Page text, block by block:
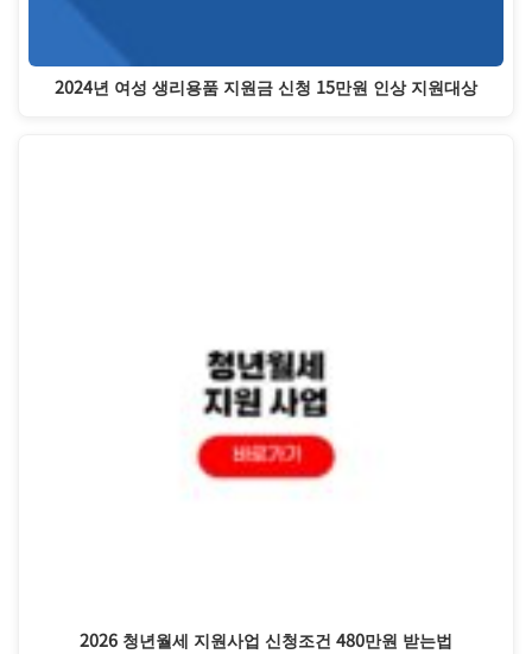
2024년 여성 생리용품 지원금 신청 15만원 인상 지원대상
2026 청년월세 지원사업 신청조건 480만원 받는법